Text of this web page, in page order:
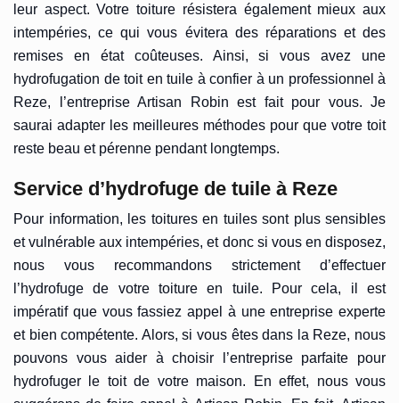
leur aspect. Votre toiture résistera également mieux aux
intempéries, ce qui vous évitera des réparations et des
remises en état coûteuses. Ainsi, si vous avez une
hydrofugation de toit en tuile à confier à un professionnel à
Reze, l’entreprise Artisan Robin est fait pour vous. Je
saurai adapter les meilleures méthodes pour que votre toit
reste beau et pérenne pendant longtemps.
Service d’hydrofuge de tuile à Reze
Pour information, les toitures en tuiles sont plus sensibles
et vulnérable aux intempéries, et donc si vous en disposez,
nous vous recommandons strictement d’effectuer
l’hydrofuge de votre toiture en tuile. Pour cela, il est
impératif que vous fassiez appel à une entreprise experte
et bien compétente. Alors, si vous êtes dans la Reze, nous
pouvons vous aider à choisir l’entreprise parfaite pour
hydrofuger le toit de votre maison. En effet, nous vous